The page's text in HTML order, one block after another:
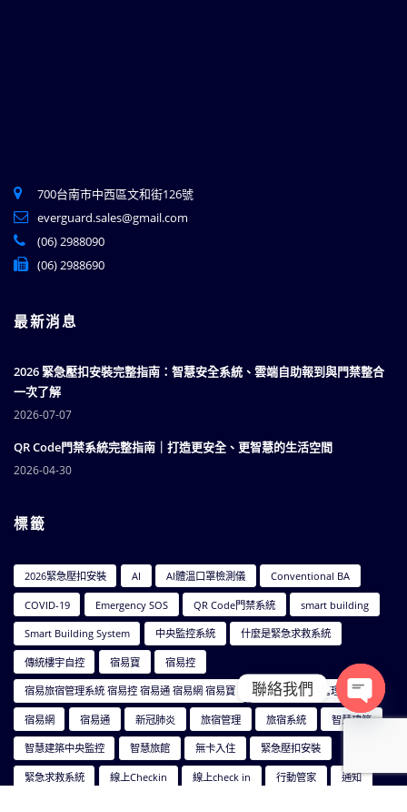
700台南市中西區文和街126號
everguard.sales@gmail.com
(06) 2988090
(06) 2988690
最新消息
2026 緊急壓扣安裝完整指南：智慧安全系統、雲端自助報到與門禁整合
一次了解
2026-07-07
QR Code門禁系統完整指南｜打造更安全、更智慧的生活空間
2026-04-30
標籤
2026緊急壓扣安裝 AI AI體溫口罩檢測儀 Conventional BA
COVID-19 Emergency SOS QR Code門禁系統 smart building
Smart Building System 中央監控系統 什麼是緊急求救系統
傳統樓宇自控 宿易寶 宿易控
宿易旅宿管理系統 宿易控 宿易通 宿易網 宿易寶 宿易智能旅宿管理系統
宿易網 宿易通 新冠肺炎 旅宿管理 旅宿系統 智慧建築
智慧建築中央監控 智慧旅館 無卡入住 緊急壓扣安裝
緊急求救系統 線上Checkin 線上check in 行動管家 通知
聯絡我們
Open